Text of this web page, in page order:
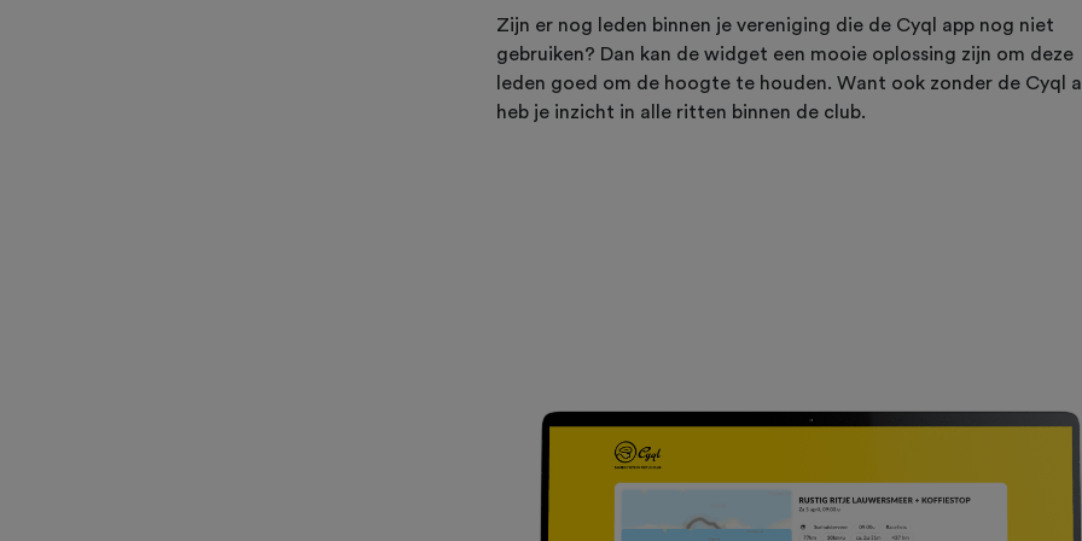
Zijn er nog leden binnen je vereniging die de Cyql app nog niet
gebruiken? Dan kan de widget een mooie oplossing zijn om deze
leden goed om de hoogte te houden. Want ook zonder de Cyql
heb je inzicht in alle ritten binnen de club.